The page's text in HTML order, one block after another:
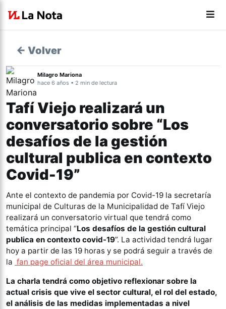
← Volver
Milagro Mariona
hace 6 años • 2 min de lectura
Tafí Viejo realizará un
conversatorio sobre “Los
desafíos de la gestión
cultural publica en contexto
Covid-19”
Ante el contexto de pandemia por Covid-19 la secretaría
municipal de Culturas de la Municipalidad de Tafí Viejo
realizará un conversatorio virtual que tendrá como
temática principal “Los desafíos de la gestión cultural
publica en contexto covid-19”. La actividad tendrá lugar
hoy a partir de las 19 horas y se podrá seguir a través de
la fan page oficial del área municipal.
La charla tendrá como objetivo reflexionar sobre la
actual crisis que vive el sector cultural, el rol del estado,
el análisis de las medidas implementadas a nivel